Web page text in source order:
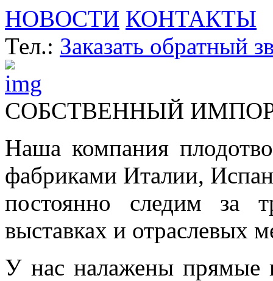
НОВОСТИ КОНТАКТЫ
Тел.: Заказать обратный
СОБСТВЕННЫЙ
Наша компания
фабриками Италии,
постоянно следим за
выставках и отраслевых
У нас налажены прямые